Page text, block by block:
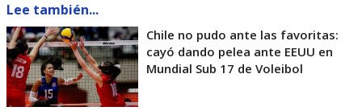
Lee también...
Chile no pudo ante las favoritas:
cayó dando pelea ante EEUU en
Mundial Sub 17 de Voleibol